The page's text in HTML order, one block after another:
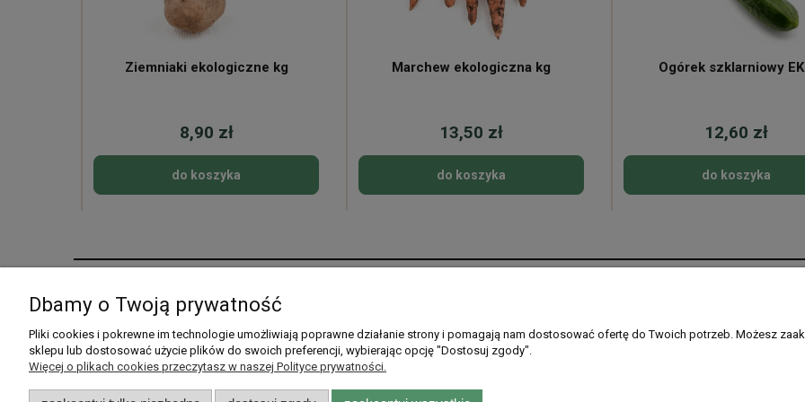
Ziemniaki ekologiczne kg
8,90 zł
do koszyka
Marchew ekologiczna kg
13,50 zł
do koszyka
Ogórek szklarniowy
12,60 zł
do koszyka
Pomoc
Pytania i odpowiedzi
Listy zakupowe
Twoje zamówienia
Ustawienia konta
Przechowalnia
Formy płatności
Gdzie dostarczamy
Regulamin sklepu
Dbamy o Twoją prywatność
Pliki cookies i pokrewne im technologie umożliwiają poprawne działanie strony i pomagają nam dostosować ofertę do Twoich potrzeb. Możesz
sklepu lub dostosować użycie plików do swoich preferencji, wybierając opcję "Dostosuj zgody".
Więcej o plikach cookies przeczytasz w naszej Polityce prywatności.